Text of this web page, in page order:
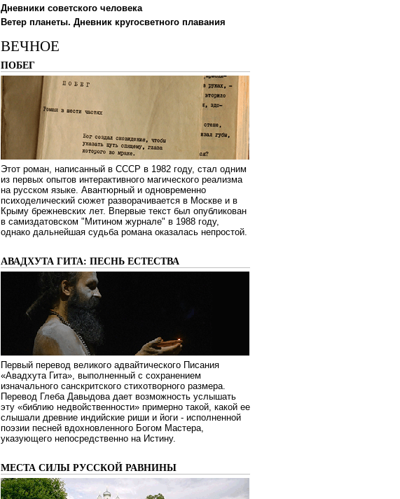
Дневники советского человека
Ветер планеты. Дневник кругосветного плавания
ВЕЧНОЕ
ПОБЕГ
Этот роман, написанный в СССР в 1982 году, стал одним
из первых опытов интерактивного магического реализма
на русском языке. Авантюрный и одновременно
психоделический сюжет разворачивается в Москве и в
Крыму брежневских лет. Впервые текст был опубликован
в самиздатовском "Митином журнале" в 1988 году,
однако дальнейшая судьба романа оказалась непростой.
АВАДХУТА ГИТА: ПЕСНЬ ЕСТЕСТВА
Первый перевод великого адвайтического Писания
«Авадхута Гита», выполненный с сохранением
изначального санскритского стихотворного размера.
Перевод Глеба Давыдова дает возможность услышать
эту «библию недвойственности» примерно такой, какой ее
слышали древние индийские риши и йоги - исполненной
поэзии песней вдохновленного Богом Мастера,
указующего непосредственно на Истину.
МЕСТА СИЛЫ РУССКОЙ РАВНИНЫ